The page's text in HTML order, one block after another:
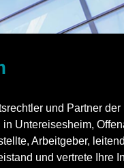
und Partner
Untereisesheim,
Arbeitgeber,
und vertrete Ihre